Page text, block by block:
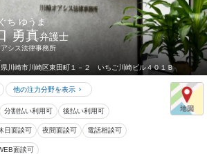
ち ゆうま
勇真弁護士
アシス法律事務所
川崎市川崎区東田町１－２ いちご川崎ビル４０１Ｂ
他の注力分野を表示
分割払い利用可 後払い利用可
日面談可 夜間面談可 電話相談可
面談可